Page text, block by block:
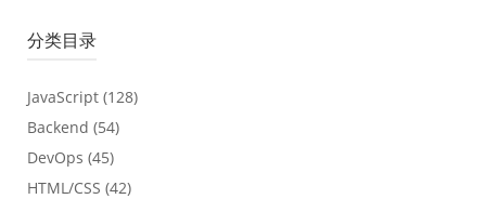
分类目录
JavaScript (128)
Backend (54)
DevOps (45)
HTML/CSS (42)